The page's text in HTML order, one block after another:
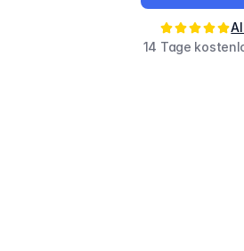
14 Tage